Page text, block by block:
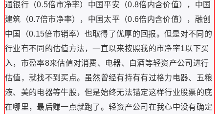
通银行（0.5倍市净率）中国平安（0.8倍内含价值），中国
建筑（0.7倍市净率），中国太平（0.6倍内含价值），融创
中国（0.15倍市销率）也取得了优厚的回报。但是对不同的
行业有不同的估值方法，一直以来按照我的市净率1以下买
入，市盈率8来估值对消费、电器、白酒等轻资产公司进行
估值，就找不到买点。虽然曾经有持有有过格力电器、五粮
液、美的电器等牛股，但是始终无法锚定这样行业股票的底
在哪里，最后赚一点就跑了。轻资产公司在我心中没有确定